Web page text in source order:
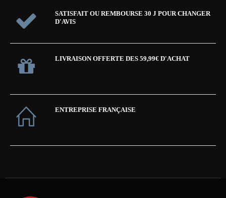
SATISFAIT OU REMBOURSE 30 J POUR CHANGER
D'AVIS
LIVRAISON OFFERTE DES 59,99€ D'ACHAT
ENTREPRISE FRANÇAISE